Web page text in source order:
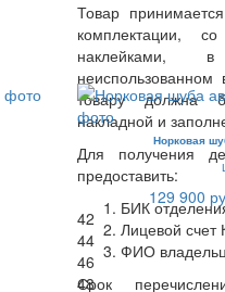
Товар
комплектации,
наклейками,
товару должна
накладной и
Для получения
предоставить:
БИК
Лицевой счет
ФИО
Срок
Норковая
129 900
42
44
46
48